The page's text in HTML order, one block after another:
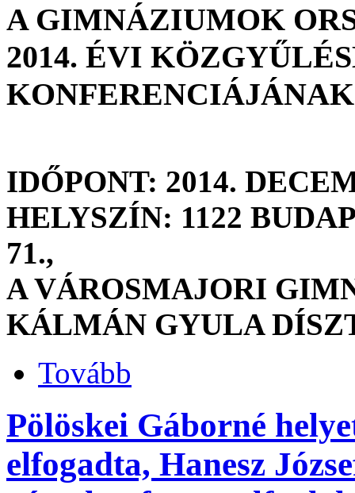
A GIMNÁZIUMOK
2014. ÉVI
IDŐPONT: 2014.
HELYSZÍN: 1122
71.,
A VÁROSMAJORI
KÁLMÁN GYULA
Tovább
Pölöskei Gáborné
elfogadta, Hanesz